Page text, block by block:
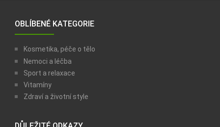
OBLÍBENÉ KATEGORIE
Kosmetika, péče o tělo
Nemoci a léčba
Sport a relaxace
Vitamíny
Zdraví a životní style